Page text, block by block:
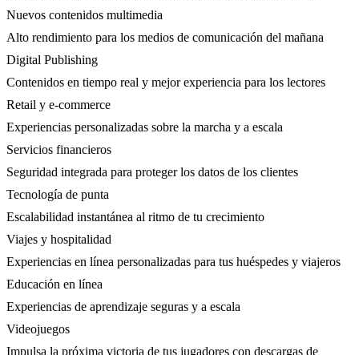
Nuevos contenidos multimedia
Alto rendimiento para los medios de comunicación del mañana
Digital Publishing
Contenidos en tiempo real y mejor experiencia para los lectores
Retail y e-commerce
Experiencias personalizadas sobre la marcha y a escala
Servicios financieros
Seguridad integrada para proteger los datos de los clientes
Tecnología de punta
Escalabilidad instantánea al ritmo de tu crecimiento
Viajes y hospitalidad
Experiencias en línea personalizadas para tus huéspedes y viajeros
Educación en línea
Experiencias de aprendizaje seguras y a escala
Videojuegos
Impulsa la próxima victoria de tus jugadores con descargas de